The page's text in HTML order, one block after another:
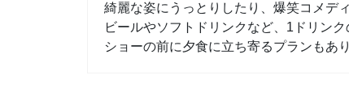
綺麗な姿にうっとりしたり、爆笑コメデ
ビールやソフトドリンクなど、1ドリンク
ショーの前に夕食に立ち寄るプランもあ